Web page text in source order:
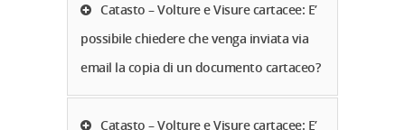
Catasto – Volture e Visure cartacee: E’
possibile chiedere che venga inviata via
email la copia di un documento cartaceo?
Catasto – Volture e Visure cartacee: E’